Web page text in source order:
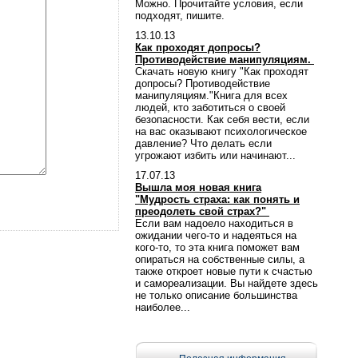
Можно. Прочитайте условия, если
подходят, пишите.
13.10.13
Как проходят допросы?
Противодействие манипуляциям.
Скачать новую книгу "Как проходят
допросы? Противодействие
манипуляциям."Книга для всех
людей, кто заботиться о своей
безопасности. Как себя вести, если
на вас оказывают психологическое
давление? Что делать если
угрожают избить или начинают...
17.07.13
Вышла моя новая книга
"Мудрость страха: как понять и
преодолеть свой страх?"
Если вам надоело находиться в
ожидании чего-то и надеяться на
кого-то, то эта книга поможет вам
опираться на собственные силы, а
также откроет новые пути к счастью
и самореализации. Вы найдете здесь
не только описание большинства
наиболее...